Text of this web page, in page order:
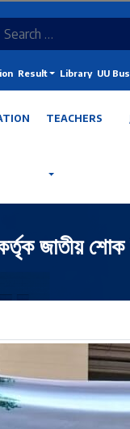
Result Library UU
TEACHERS
কর্তৃক জাতীয়